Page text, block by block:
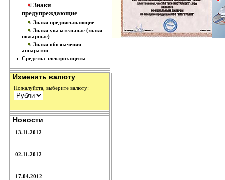
Знаки
предупреждающие
Знаки предписывающие
Знаки указательные (знаки
пожарные)
Знаки обозначения
аппаратов
Средства электрозащиты
Изменить валюту
Пожалуйста, выберите валюту:
Новости
13.11.2012
02.11.2012
17.04.2012